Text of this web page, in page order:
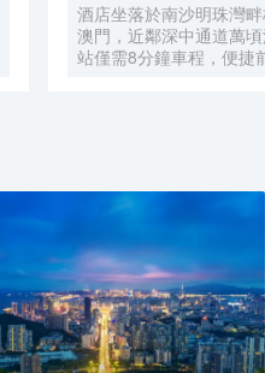
酒店坐落於南沙明珠灣
澳門，近鄰深中通道萬
站僅需8分鐘車程，便捷
代經典與優雅，滿足休閒
驗。配備粵式風味的林
珍饈美饌。酒店擁有馬
與小動物們互動亦或參
子時光。同時，酒店擁
地以及寬敞的戶外草坪，
求，無論商務出行亦或
見另一種可能。